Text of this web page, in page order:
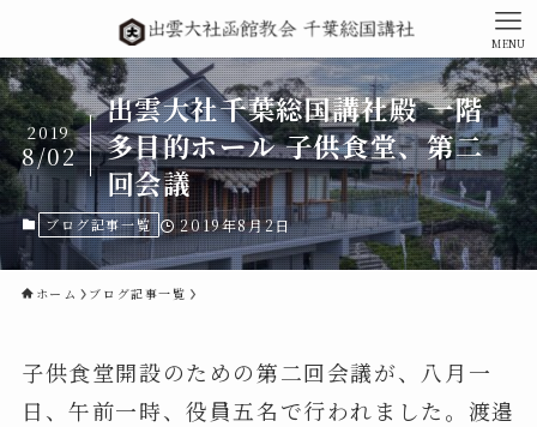
MENU
出雲大社千葉総国講社殿 一階
多目的ホール 子供食堂、第二
回会議
2019
8/02
ブログ記事一覧 2019年8月2日
ホーム ブログ記事一覧
子供食堂開設のための第二回会議が、八月一
日、午前一時、役員五名で行われました。渡邉